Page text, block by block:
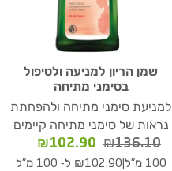
שמן הריון למניעה ולטיפול
בסימני מתיחה
למניעת סימני מתיחה ולהפחתת
נראות של סימני מתיחה קיימים
₪136.10
המחיר
המקורי
₪102.90
הנוכחי
100 מ"ל ₪102.90 ל- 100 מ"ל